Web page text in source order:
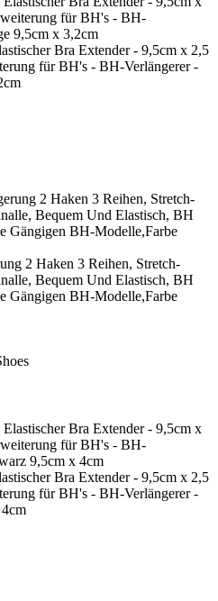
Bra Extender - 9,5cm x 2,5
für BH's - BH-Verlängerer -
2 Haken 3 Reihen, Stretch-
Bequem Und Elastisch, BH
Gängigen BH-Modelle,Farbe
Bra Extender - 9,5cm x 2,5
für BH's - BH-Verlängerer -